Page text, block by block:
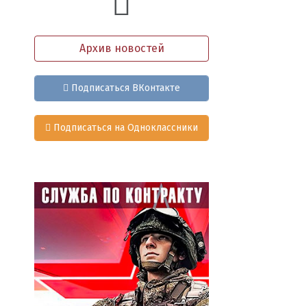
Архив новостей
Подписаться ВКонтакте
Подписаться на Одноклассники